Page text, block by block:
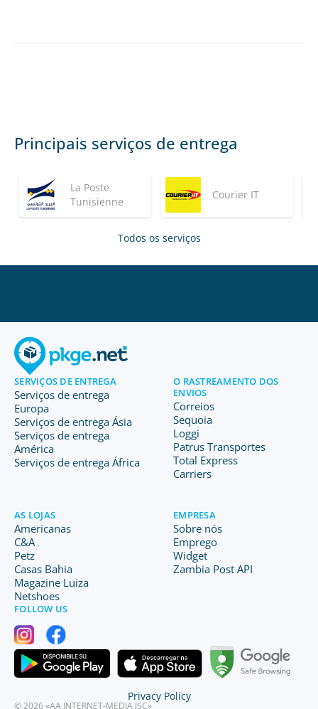
Principais serviços de entrega
La Poste
Tunisienne
Courier IT
Todos os serviços
SERVIÇOS DE ENTREGA
Serviços de entrega
Europa
Serviços de entrega Ásia
Serviços de entrega
América
Serviços de entrega África
O RASTREAMENTO DOS
ENVIOS
Correios
Sequoia
Loggi
Patrus Transportes
Total Express
Carriers
AS LOJAS
Americanas
C&A
Petz
Casas Bahia
Magazine Luiza
Netshoes
EMPRESA
Sobre nós
Emprego
Widget
Zambia Post API
FOLLOW US
© 2026 «AA INTERNET-MEDIA JSC»
Privacy Policy